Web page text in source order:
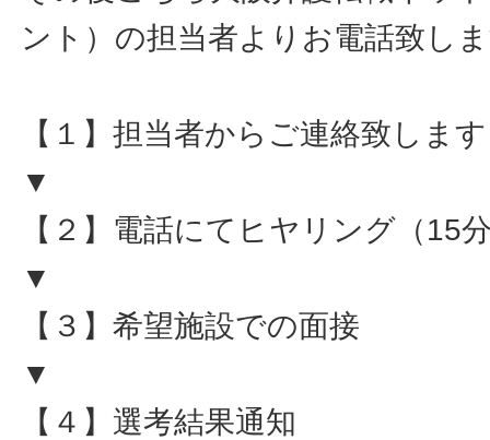
ント）の担当者よりお電話致し
【１】担当者からご連絡致します
▼
【２】電話にてヒヤリング（15
▼
【３】希望施設での面接
▼
【４】選考結果通知